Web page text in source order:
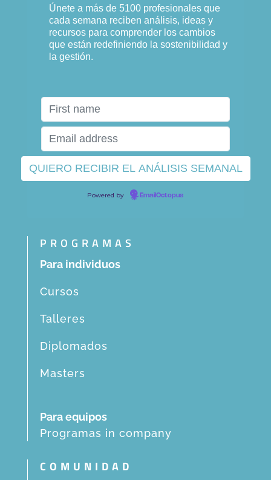
Únete a más de 5100 profesionales que
cada semana reciben análisis, ideas y
recursos para comprender los cambios
que están redefiniendo la sostenibilidad y
la gestión.
Powered by EmailOctopus
PROGRAMAS
Para individuos
Cursos
Talleres
Diplomados
Masters
Para equipos
Programas in company
COMUNIDAD